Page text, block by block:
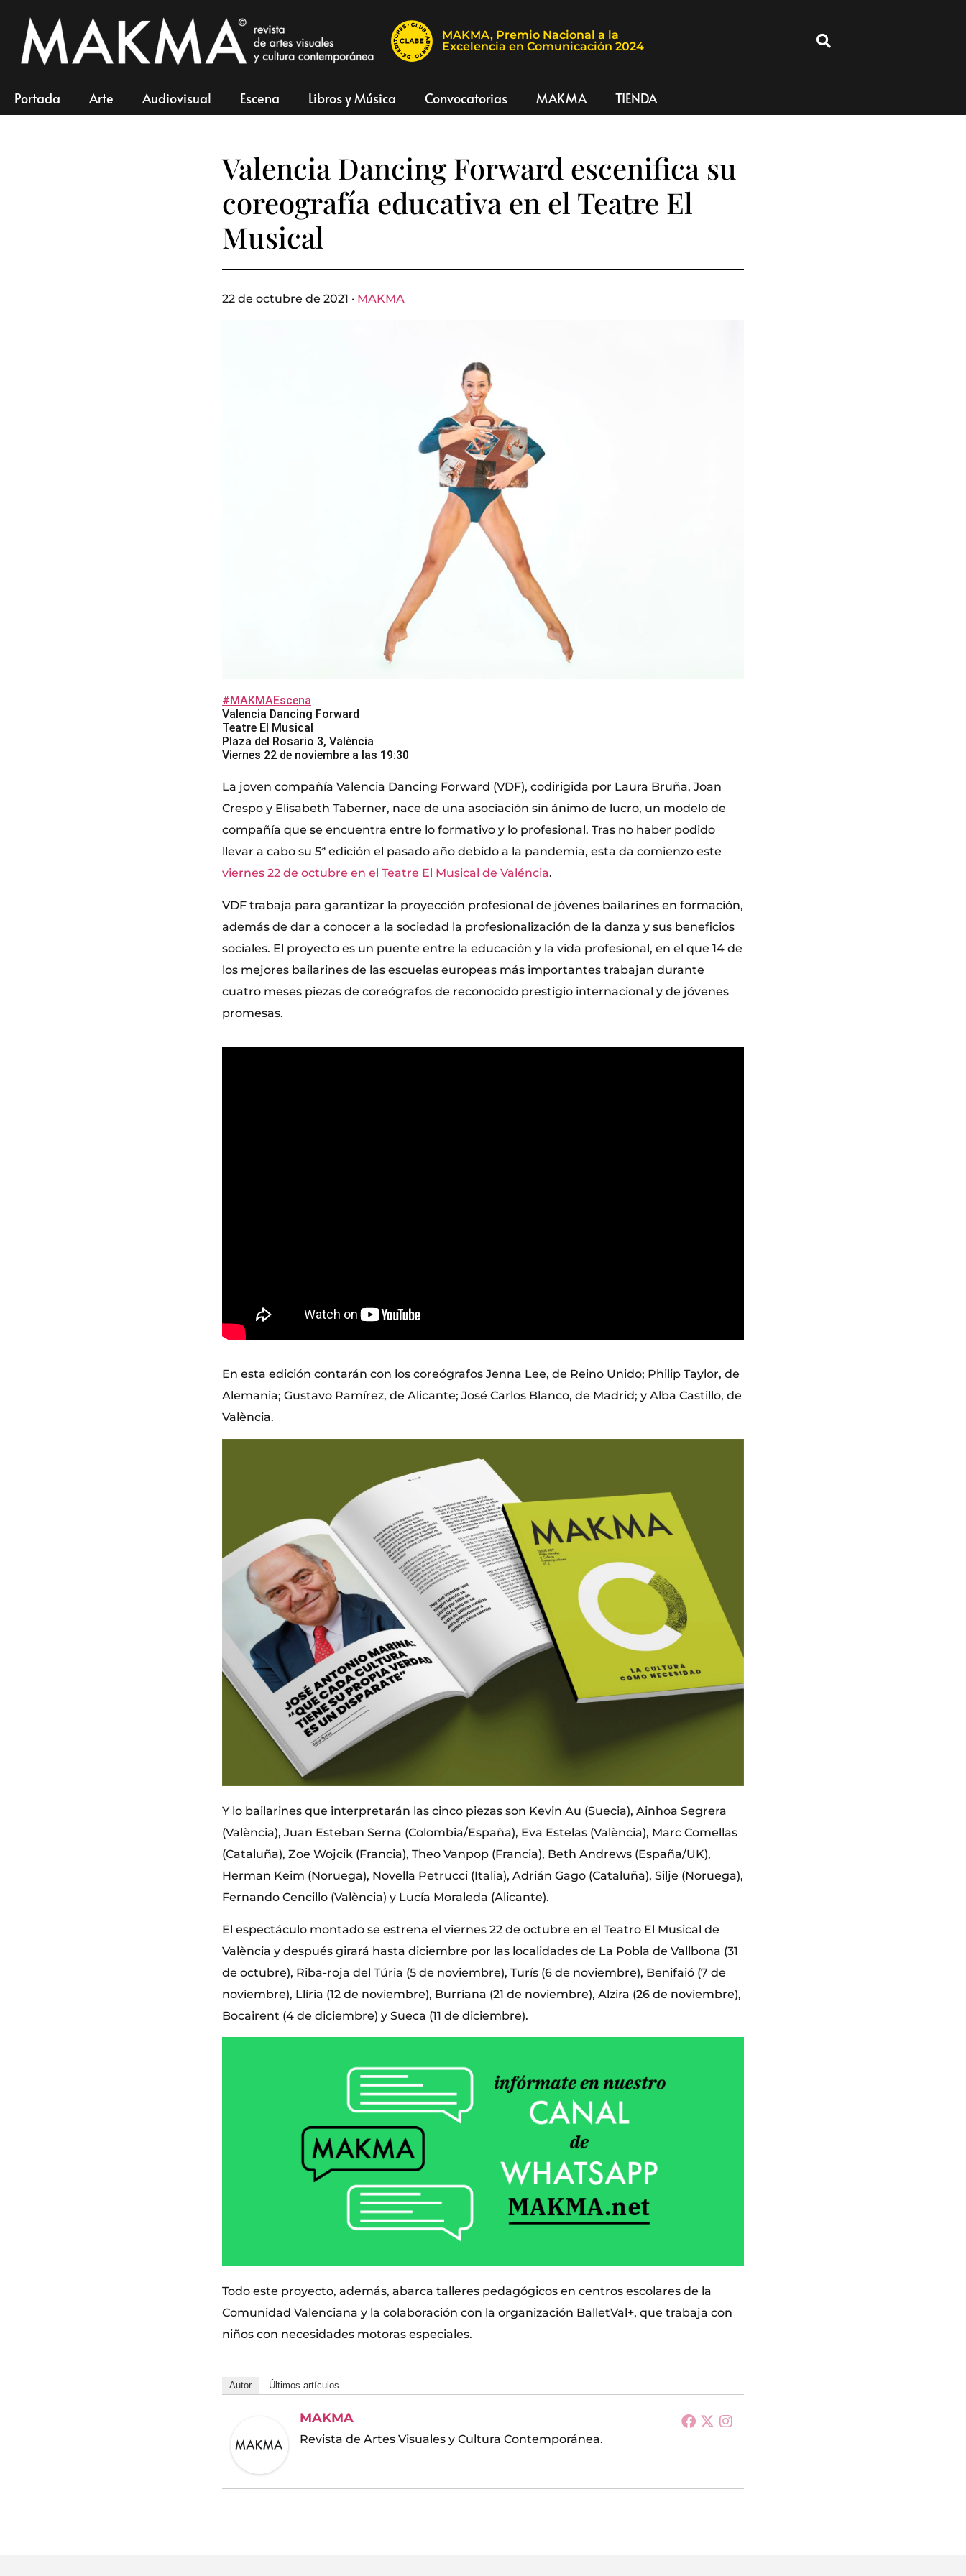
MAKMA, Premio Nacional a la
Excelencia en Comunicación 2024
Portada Arte Audiovisual Escena Libros y Música Convocatorias MAKMA TIENDA
Valencia Dancing Forward escenifica su
coreografía educativa en el Teatre El
Musical
22 de octubre de 2021 · MAKMA
#MAKMAEscena
Valencia Dancing Forward
Teatre El Musical
Plaza del Rosario 3, València
Viernes 22 de noviembre a las 19:30
La joven compañía Valencia Dancing Forward (VDF), codirigida por Laura Bruña, Joan
Crespo y Elisabeth Taberner, nace de una asociación sin ánimo de lucro, un modelo de
compañía que se encuentra entre lo formativo y lo profesional. Tras no haber podido
llevar a cabo su 5ª edición el pasado año debido a la pandemia, esta da comienzo este
viernes 22 de octubre en el Teatre El Musical de Valéncia.
VDF trabaja para garantizar la proyección profesional de jóvenes bailarines en formación,
además de dar a conocer a la sociedad la profesionalización de la danza y sus beneficios
sociales. El proyecto es un puente entre la educación y la vida profesional, en el que 14 de
los mejores bailarines de las escuelas europeas más importantes trabajan durante
cuatro meses piezas de coreógrafos de reconocido prestigio internacional y de jóvenes
promesas.
En esta edición contarán con los coreógrafos Jenna Lee, de Reino Unido; Philip Taylor, de
Alemania; Gustavo Ramírez, de Alicante; José Carlos Blanco, de Madrid; y Alba Castillo, de
València.
Y lo bailarines que interpretarán las cinco piezas son Kevin Au (Suecia), Ainhoa Segrera
(València), Juan Esteban Serna (Colombia/España), Eva Estelas (València), Marc Comellas
(Cataluña), Zoe Wojcik (Francia), Theo Vanpop (Francia), Beth Andrews (España/UK),
Herman Keim (Noruega), Novella Petrucci (Italia), Adrián Gago (Cataluña), Silje (Noruega),
Fernando Cencillo (València) y Lucía Moraleda (Alicante).
El espectáculo montado se estrena el viernes 22 de octubre en el Teatro El Musical de
València y después girará hasta diciembre por las localidades de La Pobla de Vallbona (31
de octubre), Riba-roja del Túria (5 de noviembre), Turís (6 de noviembre), Benifaió (7 de
noviembre), Llíria (12 de noviembre), Burriana (21 de noviembre), Alzira (26 de noviembre),
Bocairent (4 de diciembre) y Sueca (11 de diciembre).
Todo este proyecto, además, abarca talleres pedagógicos en centros escolares de la
Comunidad Valenciana y la colaboración con la organización BalletVal+, que trabaja con
niños con necesidades motoras especiales.
Autor Últimos artículos
MAKMA
Revista de Artes Visuales y Cultura Contemporánea.